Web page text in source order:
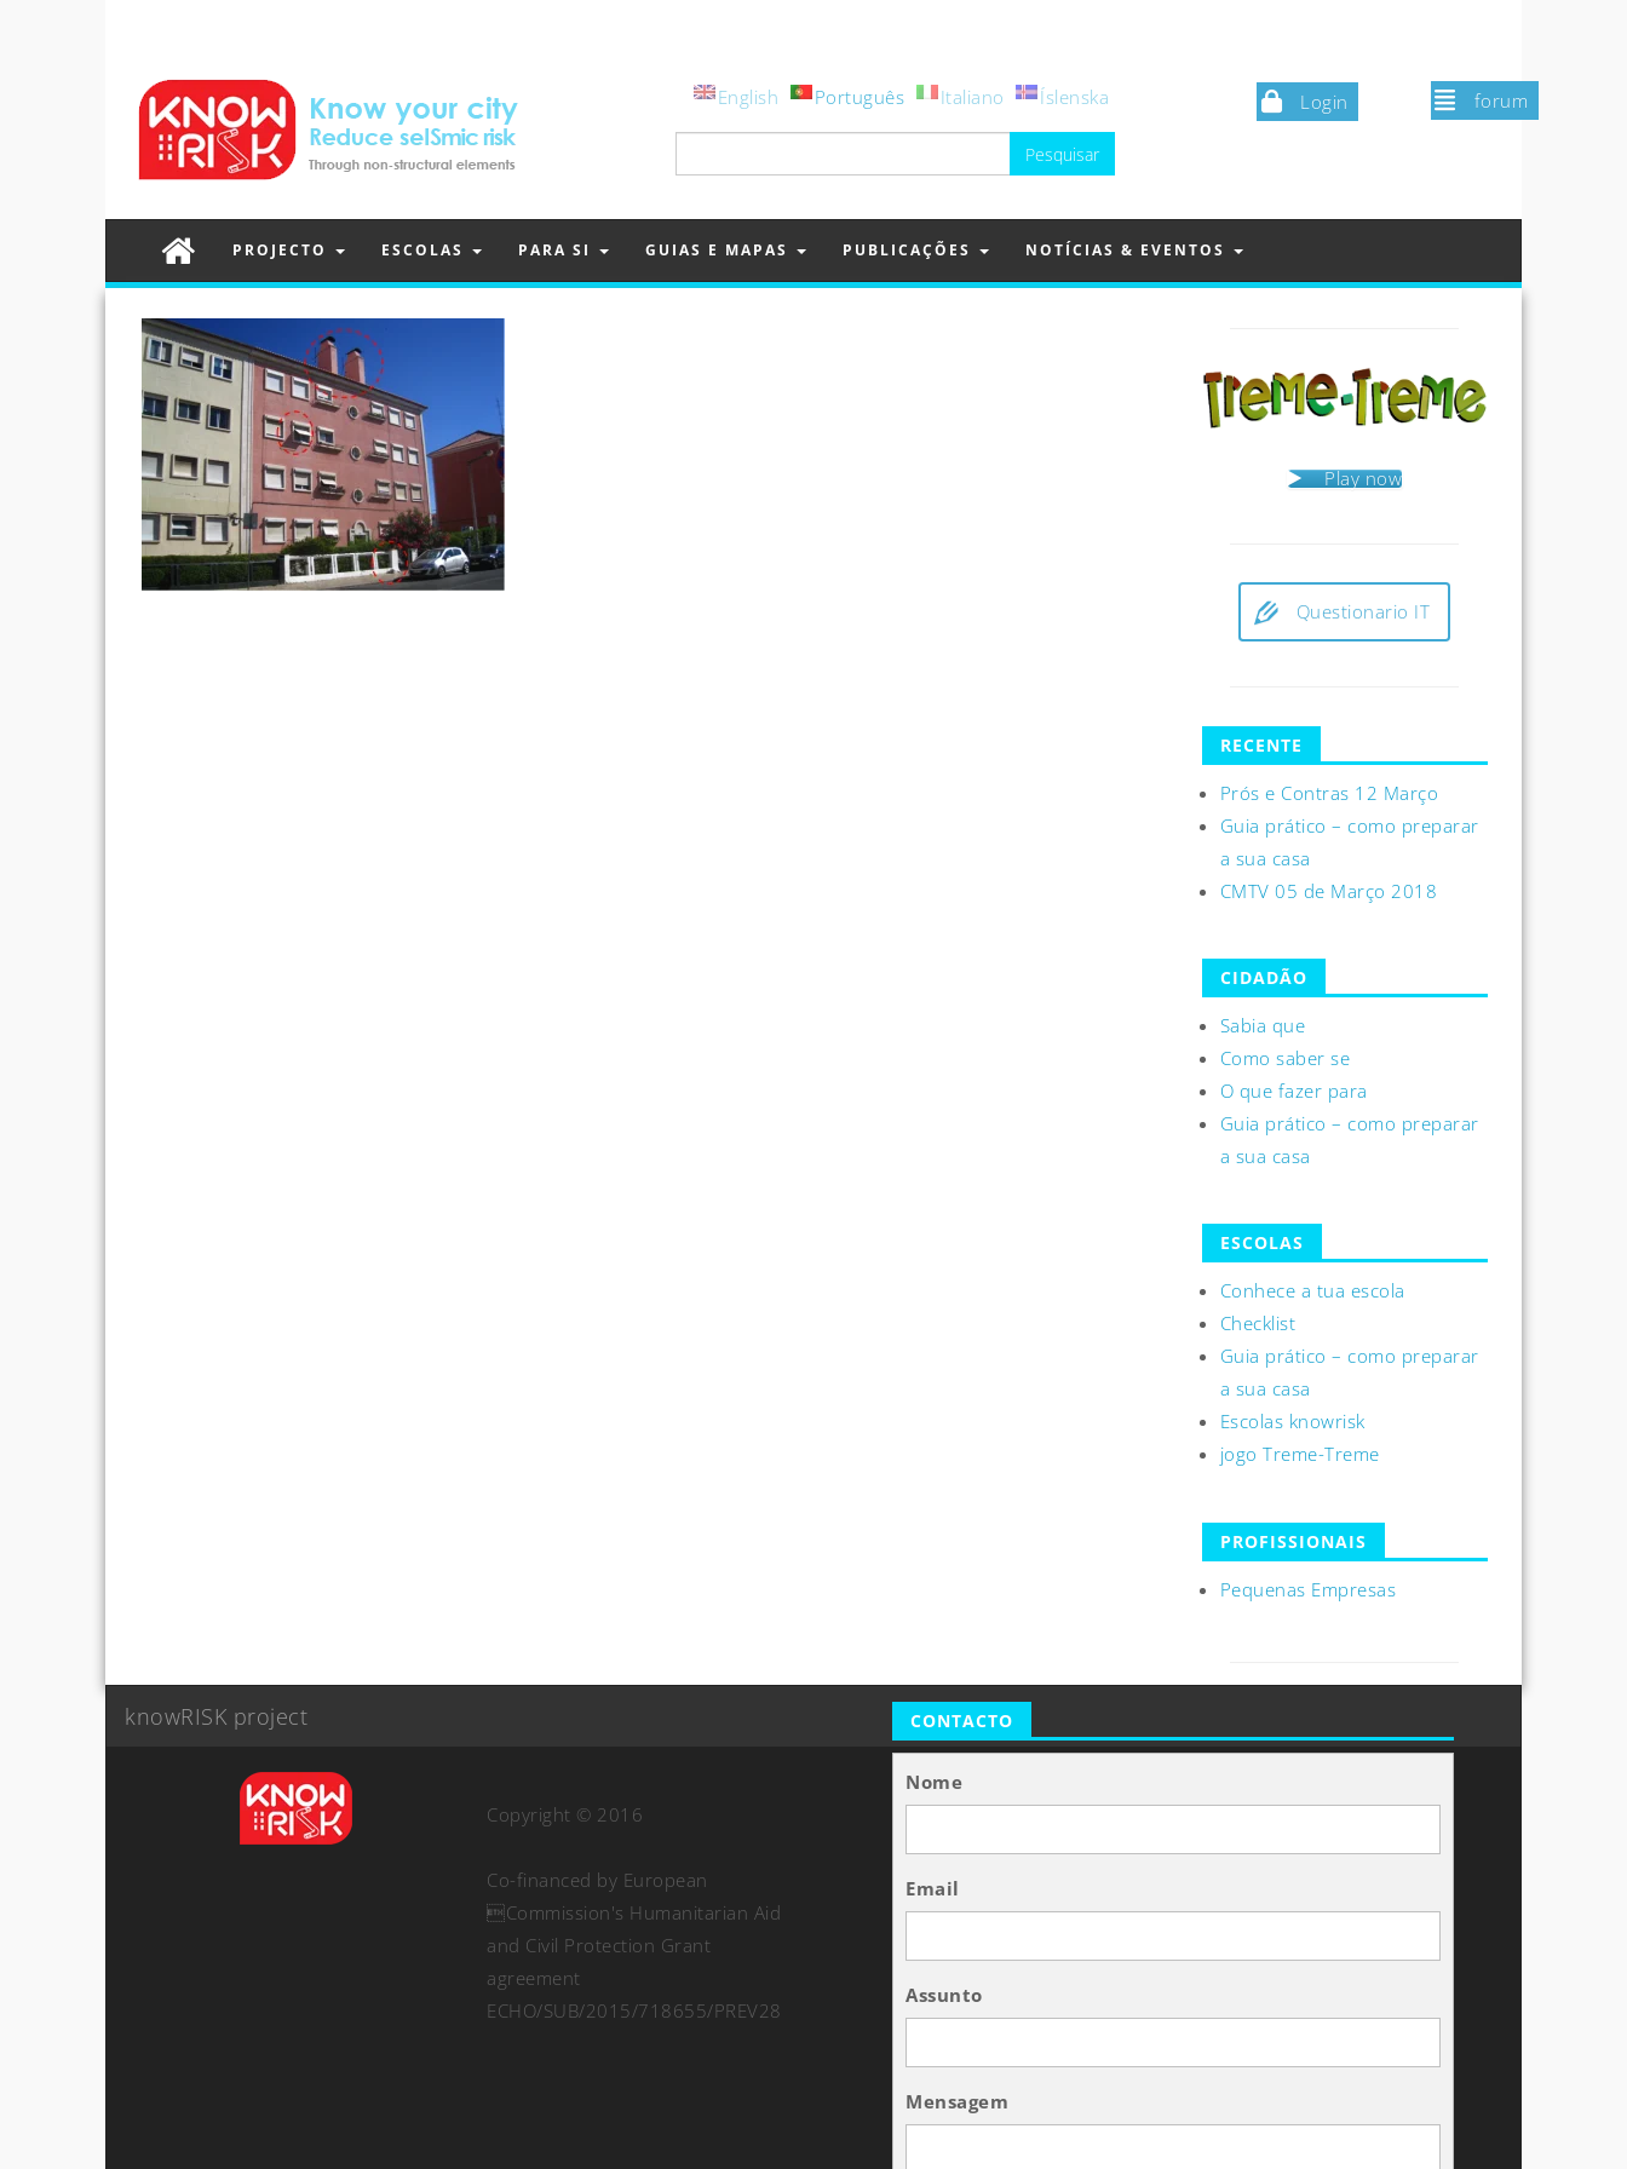
Login forum
English Português Italiano Íslenska
por:
PROJECTO ESCOLAS PARA SI GUIAS E MAPAS PUBLICAÇÕES NOTÍCIAS & EVENTOS
Play now
Questionario IT
RECENTE
Prós e Contras 12 Março
Guia prático – como preparar
a sua casa
CMTV 05 de Março 2018
CIDADÃO
Sabia que
Como saber se
O que fazer para
Guia prático – como preparar
a sua casa
ESCOLAS
Conhece a tua escola
Checklist
Guia prático – como preparar
a sua casa
Escolas knowrisk
jogo Treme-Treme
PROFISSIONAIS
Pequenas Empresas
knowRISK project
Copyright © 2016
Co-financed by European
Commission's Humanitarian Aid
and Civil Protection Grant
agreement
ECHO/SUB/2015/718655/PREV28
CONTACTO
Nome
Email
Assunto
Mensagem